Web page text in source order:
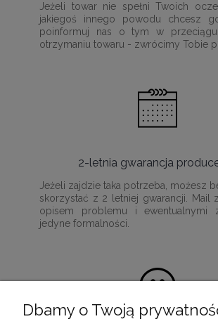
Jeżeli towar nie spełni Twoich
jakiegoś innego powodu chcesz
poinformuj nas o tym w
otrzymaniu towaru - zwrócimy Tobie
2-letnia gwarancja
Jeżeli zajdzie taka potrzeba, możesz
skorzystać z 2 letniej gwarancji. Mail
opisem problemu i ewentualnymi
jedyne formalności.
Dbamy o Twoją